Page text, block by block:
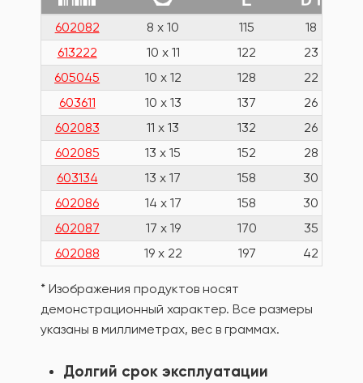
602082 8 x 10 115
18
613222
10 x 11 122
23
605045
10 x 12 128
22
603611
10 x 13 137
26
602083
11 x 13 132
26
602085
13 x 15 152
28
603134
13 x 17 158
30
602086
14 x 17 158
30
602087
17 x 19 170
35
602088
19 x 22 197 42
* Изображения продуктов носят
демонстрационный характер. Все размеры
указаны в миллиметрах, вес в граммах.
Долгий срок эксплуатации